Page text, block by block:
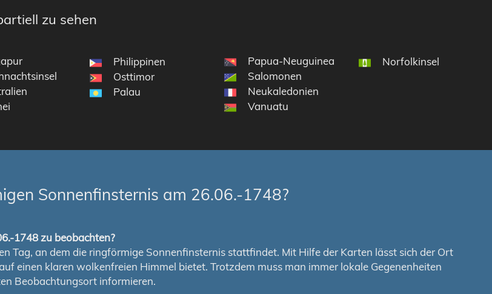
zu sehen
Philippinen
Osttimor
Palau
Papua-Neuguinea
Salomonen
Neukaledonien
Vanuatu
Norfolkinsel
Sonnenfinsternis am 26.06.-1748?
1748 zu beobachten?
Tag, an dem die ringförmige Sonnenfinsternis stattfindet. Mit Hilfe der Karten lässt sich der Ort
einen klaren wolkenfreien Himmel bietet. Trotzdem muss man immer lokale Gegenenheiten
Beobachtungsort informieren.